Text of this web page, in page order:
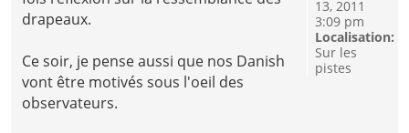
drapeaux.
Ce soir, je pense aussi que nos Danish
vont être motivés sous l'oeil des
observateurs.
13, 2011
3:09 pm
Localisation:
Sur les
pistes